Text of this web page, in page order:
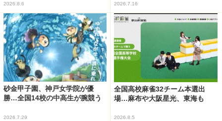
2026.8.6 2026.7.16
砂金甲子園、神戸女学院が優
勝…全国14校の中高生が腕競う
2026.7.29
全国高校麻雀32チーム本選出
場…麻布や大阪星光、東海も
2026.8.5